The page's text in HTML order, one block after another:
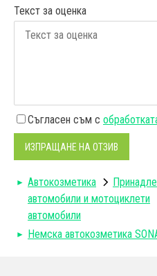
Текст за оценка
Съгласен съм с
ИЗПРАЩАНЕ НА ОТЗИВ
Автокозметика
автомобили и мотоциклети
автомобили
Немска автокозметика